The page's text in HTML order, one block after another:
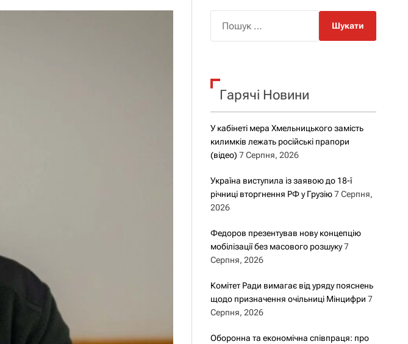
р
о
у
к
Гарячі Новини
У кабінеті мера Хмельницького замість
килимків лежать російські прапори
(відео) 7 Серпня, 2026
Україна виступила із заявою до 18-ї
річниці вторгнення РФ у Грузію 7 Серпня,
2026
Федоров презентував нову концепцію
мобілізації без масового розшуку 7
Серпня, 2026
Комітет Ради вимагає від уряду пояснень
щодо призначення очільниці Мінцифри 7
Серпня, 2026
Оборонна та економічна співпраця: про